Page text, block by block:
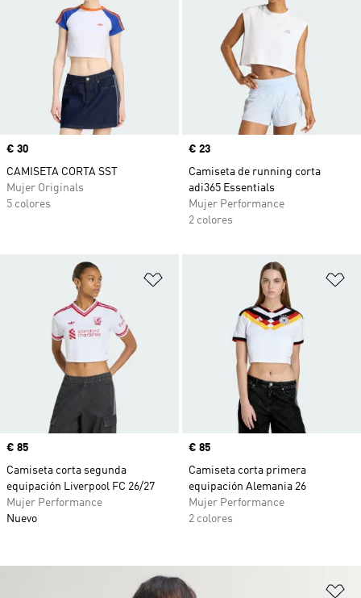
Precio
€ 30
CAMISETA CORTA SST
Mujer Originals
5 colores
Precio
€ 23
Camiseta de running corta
adi365 Essentials
Mujer Performance
2 colores
Añadir a la lista de deseos
Precio
€ 85
Camiseta corta segunda
equipación Liverpool FC 26/27
Mujer Performance
Nuevo
Precio
€ 85
Camiseta corta primera
equipación Alemania 26
Mujer Performance
2 colores